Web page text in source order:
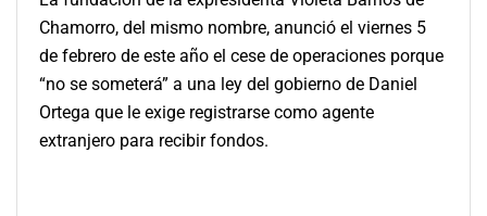
Chamorro, del mismo nombre, anunció el viernes 5
de febrero de este año el cese de operaciones porque
“no se someterá” a una ley del gobierno de Daniel
Ortega que le exige registrarse como agente
extranjero para recibir fondos.